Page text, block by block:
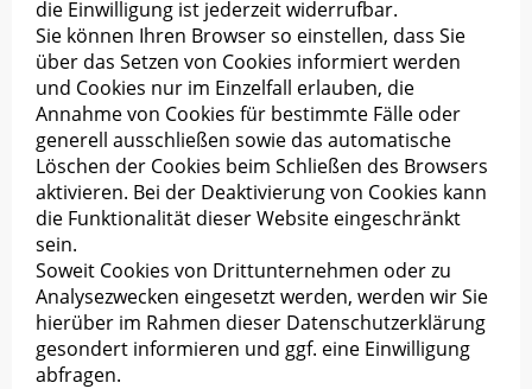
die Einwilligung ist jederzeit widerrufbar.
Sie können Ihren Browser so einstellen, dass Sie
über das Setzen von Cookies informiert werden
und Cookies nur im Einzelfall erlauben, die
Annahme von Cookies für bestimmte Fälle oder
generell ausschließen sowie das automatische
Löschen der Cookies beim Schließen des Browsers
aktivieren. Bei der Deaktivierung von Cookies kann
die Funktionalität dieser Website eingeschränkt
sein.
Soweit Cookies von Drittunternehmen oder zu
Analysezwecken eingesetzt werden, werden wir Sie
hierüber im Rahmen dieser Datenschutzerklärung
gesondert informieren und ggf. eine Einwilligung
abfragen.